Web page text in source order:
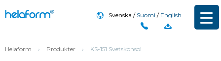
Svenska Suomi English
Helaform › Produkter › KS-151 Svetskonsol